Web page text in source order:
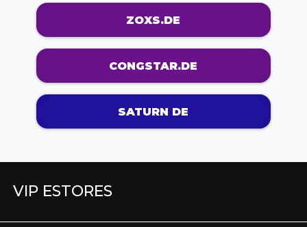
ZOXS.DE
CONGSTAR.DE
SATURN DE
VIP ESTORES